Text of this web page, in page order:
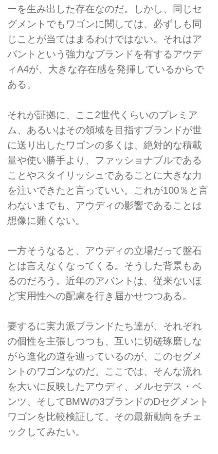
ーを生み出した存在なのだ。しかし、同じセ
グメントでもワゴンに関しては、必ずしも同
じことが当てはまるわけではない。それはア
バントという強力なブランドを有するアウデ
ィA4が、大きな存在感を発揮しているからで
ある。
それが証拠に、ここ2世代くらいのプレミア
ム、あるいはその領域を目指すブランドが世
に送り出したワゴンの多くは、絶対的な積載
量や使い勝手より、ファッショナブルである
ことやスタイリッシュであることに大きな力
を注いできたと言っていい。これが100％と言
わないまでも、アウディの影響であることは
想像に難くない。
一方そうなると、アウディの立場だって盤石
とは言えなくなってくる。そうした背景もあ
るのだろう。近年のアバントは、従来ないほ
ど実用性への配慮を行き届かせつつある。
要するに実力派ブランドたち達が、それぞれ
の個性を主張しつつも、互いに切磋琢磨しな
がら進化の道を辿っているのが、このセグメ
ントのワゴンなのだ。ここでは、そんな流れ
を大いに反映したアウディ、メルセデス・ベ
ンツ、そしてBMWの3ブランドのDセグメント
ワゴンを比較検証して、その最新動向をチェ
ックしてみたい。